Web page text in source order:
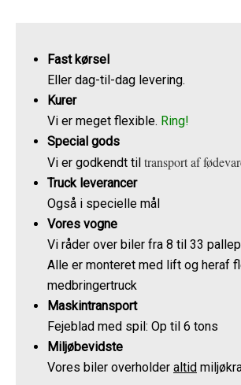
Fast kørsel
Eller dag-til-dag levering.
Kurer
Vi er meget flexible. Ring!
Special gods
Vi er godkendt til transport af
Truck leverancer
Også i specielle mål
Vores vogne
Vi råder over biler fra 8 til 33
Alle er monteret med lift og heraf
medbringertruck
Maskintransport
Fejeblad med spil: Op til 6 tons
Miljøbevidste
Vores biler overholder altid